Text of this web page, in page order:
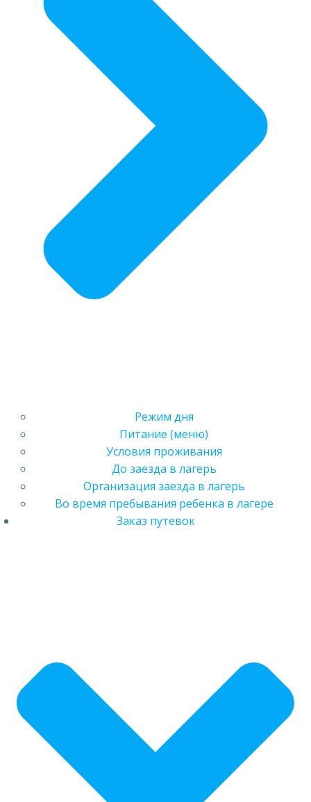
Режим дня
Питание (меню)
Условия проживания
До заезда в лагерь
Организация заезда в лагерь
Во время пребывания ребенка в лагере
Заказ путевок